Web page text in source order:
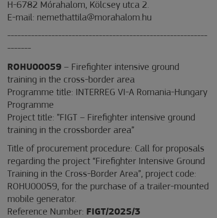
H-6782 Mórahalom, Kölcsey utca 2.
E-mail: nemethattila@morahalom.hu
-----------------------------------------------------------
-------
ROHU00059 – Firefighter intensive ground
training in the cross-border area
Programme title: INTERREG VI-A Romania-Hungary
Programme
Project title: ”FIGT – Firefighter intensive ground
training in the crossborder area”
Title of procurement procedure: Call for proposals
regarding the project “Firefighter Intensive Ground
Training in the Cross-Border Area”, project code:
ROHU00059, for the purchase of a trailer-mounted
mobile generator.
Reference Number: FIGT/2025/3